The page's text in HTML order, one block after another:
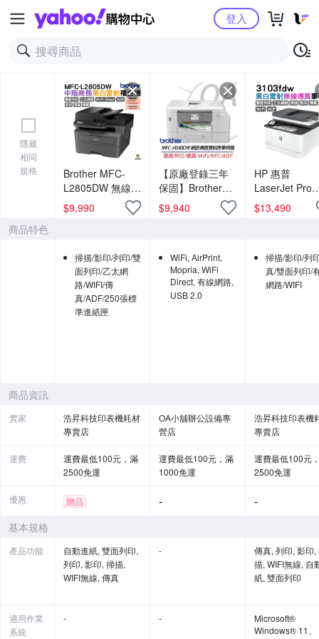
Yahoo購物中心登入
隱藏
相同
規格
Brother MFC-
L2805DW 無線雙
面多功能雷射傳
真複合機 適用
$9,990
【原廠登錄三年
保固】Brother
MFC-J4540DW
威力印輕連供彩
機 印表機
$9,940
HP 惠普
LaserJet Pro
MFP
白雷射雙面傳
$13,490
商品特色
掃描/影印/列印/雙
面列印/乙太網
路/WIFI/傳
真/ADF/250張標
準進紙匣
WiFi, AirPrint,
Mopria, WiFi
Direct, 有線網路,
USB 2.0
掃描/影印/列
真/雙面列印/
網路/WIFI
商品資訊
賣家
浩昇科技印表機耗材
專賣店
OA小舖辦公設備專
營店
浩昇科技印表機
專賣店
運費
運費最低100元，滿
2500免運
運費最低100元，滿
1000免運
運費最低100元
2500免運
優惠 贈品 - -
基本規格
產品功能
自動進紙, 雙面列印,
列印, 影印, 掃描,
WIFI無線, 傳真
-
傳真, 列印, 影印,
描, WIFI無線, 自
紙, 雙面列印
適用作業
系統
- -
Microsoft®
Windows® 11、